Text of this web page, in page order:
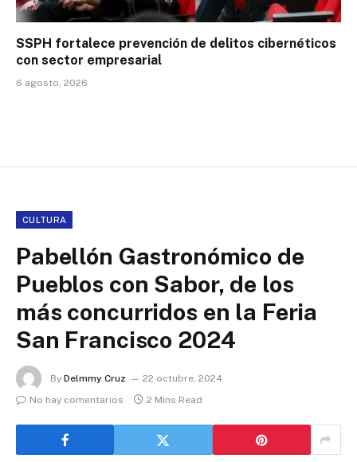
SSPH fortalece prevención de delitos cibernéticos
con sector empresarial
6 agosto, 2026
CULTURA
Pabellón Gastronómico de
Pueblos con Sabor, de los
más concurridos en la Feria
San Francisco 2024
By Delmmy Cruz
22 octubre, 2024
No hay comentarios
2 Mins Read